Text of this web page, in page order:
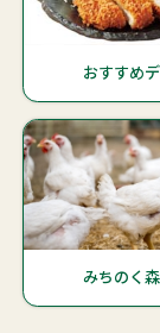
おすすめ
みちのく